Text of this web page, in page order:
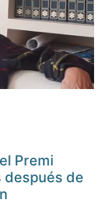
Premi
después de